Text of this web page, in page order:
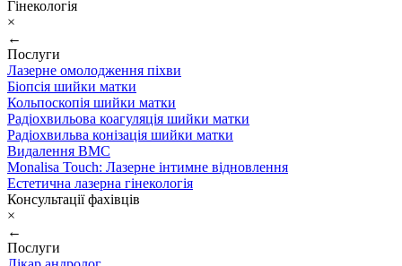
Гінекологія
×
←
Послуги
Лазерне омолодження піхви
Біопсія шийки матки
Кольпоскопія шийки матки
Радіохвильова коагуляція шийки матки
Радіохвильва конізація шийки матки
Видалення ВМС
Monalisa Touch: Лазерне інтимне відновлення
Естетична лазерна гінекологія
Консультації фахівців
×
←
Послуги